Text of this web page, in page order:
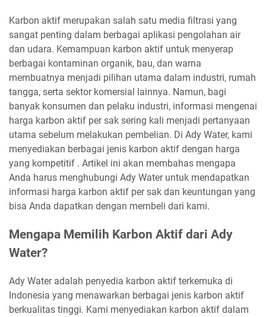
Karbon aktif merupakan salah satu media filtrasi yang
sangat penting dalam berbagai aplikasi pengolahan air
dan udara. Kemampuan karbon aktif untuk menyerap
berbagai kontaminan organik, bau, dan warna
membuatnya menjadi pilihan utama dalam industri, rumah
tangga, serta sektor komersial lainnya. Namun, bagi
banyak konsumen dan pelaku industri, informasi mengenai
harga karbon aktif per sak sering kali menjadi pertanyaan
utama sebelum melakukan pembelian. Di Ady Water, kami
menyediakan berbagai jenis karbon aktif dengan harga
yang kompetitif . Artikel ini akan membahas mengapa
Anda harus menghubungi Ady Water untuk mendapatkan
informasi harga karbon aktif per sak dan keuntungan yang
bisa Anda dapatkan dengan membeli dari kami.
Mengapa Memilih Karbon Aktif dari Ady
Water?
Ady Water adalah penyedia karbon aktif terkemuka di
Indonesia yang menawarkan berbagai jenis karbon aktif
berkualitas tinggi. Kami menyediakan karbon aktif dalam